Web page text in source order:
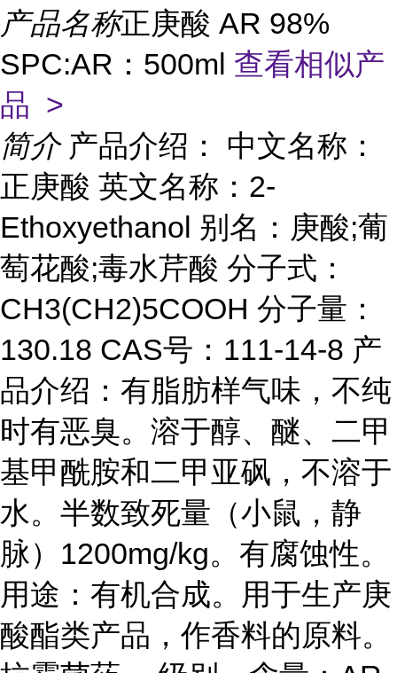
产品名称正庚酸 AR 98%
SPC:AR：500ml 查看相似产
品 >
简介 产品介绍： 中文名称：
正庚酸 英文名称：2-
Ethoxyethanol 别名：庚酸;葡
萄花酸;毒水芹酸 分子式：
CH3(CH2)5COOH 分子量：
130.18 CAS号：111-14-8 产
品介绍：有脂肪样气味，不纯
时有恶臭。溶于醇、醚、二甲
基甲酰胺和二甲亚砜，不溶于
水。半数致死量（小鼠，静
脉）1200mg/kg。有腐蚀性。
用途：有机合成。用于生产庚
酸酯类产品，作香料的原料。